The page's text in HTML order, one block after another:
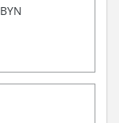
BYN